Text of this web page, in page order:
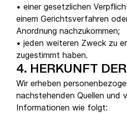
• einer gesetzlichen
einem Gerichtsverfahren
Anordnung nachzukommen;
• jeden weiteren Zweck zu
zugestimmt haben.
4. HERKUNFT
Wir erheben
nachstehenden Quellen und
Informationen wie folgt: